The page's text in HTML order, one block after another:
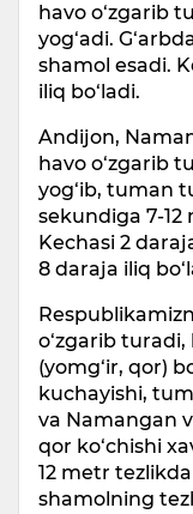
havo o‘zgarib
yog‘adi.
shamol esadi.
iliq bo‘ladi.
Andijon,
havo o‘zgarib
yog‘ib, tuman
sekundiga 7-
Kechasi 2
8 daraja iliq
o‘zgarib turadi,
(yomg‘ir, qor)
kuchayishi,
va Namangan
qor ko‘chishi
12 metr
shamolning